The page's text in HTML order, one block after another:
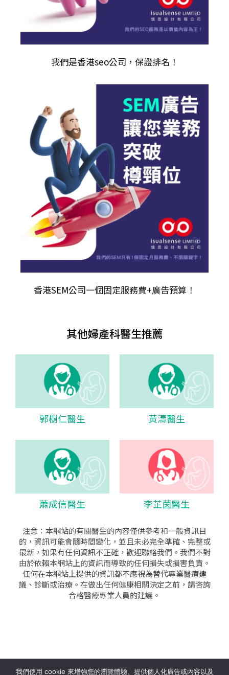
我們是香港seo公司 ，保證排名！
香港SEM公司一個固定服務費+廣告預算！
其他婦產科醫生推薦
郭樹仁醫生 黃濤醫生
蕭成信醫生 李芷茵醫生
注意：本網站的有關醫生的內容僅供參考和一般資訊目
的，資訊可能會隨時間變化，並且未必完全準確、完整或
最新，如果有任何資訊不正確，歡迎聯絡我們。我們不對
由於依賴本網站上的資訊而導致的任何損失或損害負責。
任何在本網站上提供的資訊都不應視為替代專業醫療建
議、診斷或治療。在做出任何健康相關決定之前，請咨詢
合格醫療專業人員的建議。
seo公司|sem公司|網頁設計|網頁設計公司by isualsense
我們使用 cookie 來增強您的瀏覽體驗、提供個人化廣告或內容以及